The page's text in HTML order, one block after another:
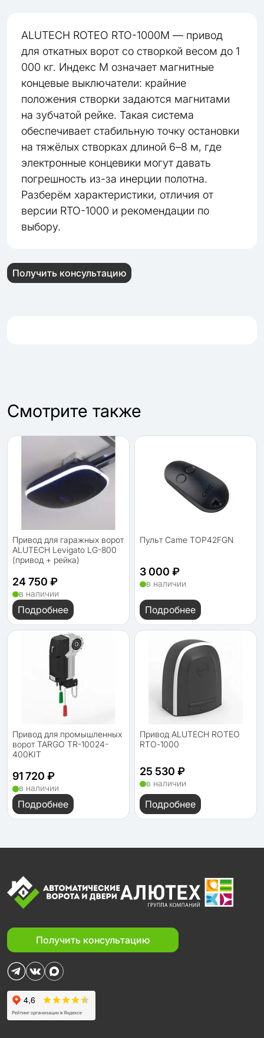
ALUTECH ROTEO RTO-1000M — привод
для откатных ворот со створкой весом до 1
000 кг. Индекс M означает магнитные
концевые выключатели: крайние
положения створки задаются магнитами
на зубчатой рейке. Такая система
обеспечивает стабильную точку остановки
на тяжёлых створках длиной 6–8 м, где
электронные концевики могут давать
погрешность из-за инерции полотна.
Разберём характеристики, отличия от
версии RTO-1000 и рекомендации по
выбору.
Получить консультацию
Cмотрите также
Привод для гаражных ворот
ALUTECH Levigato LG-800
(привод + рейка)
24 750 ₽
в наличии
Подробнее
Пульт Came TOP42FGN
3 000 ₽
в наличии
Подробнее
Привод для промышленных
ворот TARGO TR-10024-
400KIT
91 720 ₽
в наличии
Подробнее
Привод ALUTECH ROTEO
RTО-1000
25 530 ₽
в наличии
Подробнее
Получить консультацию